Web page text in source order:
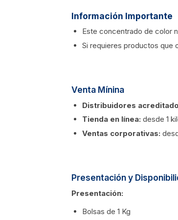
Información Importante
Este concentrado de color
Si requieres productos que
Venta Mínina
Distribuidores
Tienda en línea: desde 1
Ventas corporativas:
Presentación y
Presentación:
Bolsas de 1 Kg